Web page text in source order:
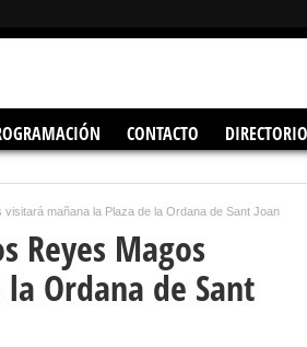
CONTACTO
mañana la Plaza de la Ordana de Sant Joan
Reyes Magos
Ordana de Sant